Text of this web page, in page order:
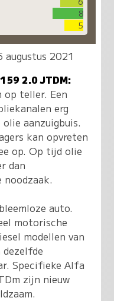
8
5
augustus 2021
2.0 JTDM:
teller. Een
erg
aanzuigbuis.
kan opvreten
op. Op tijd olie
dan
auto.
motorische
modellen van
Specifieke Alfa
zijn nieuw